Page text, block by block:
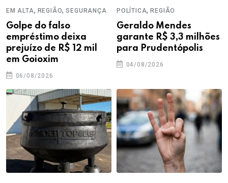
EM ALTA, REGIÃO,SEGURANÇA
Golpe do falso
empréstimo deixa
prejuízo de R$ 12 mil
em Goioxim
06/08/2026
POLÍTICA,REGIÃO
Geraldo Mendes
garante R$ 3,3 milhões
para Prudentópolis
04/08/2026